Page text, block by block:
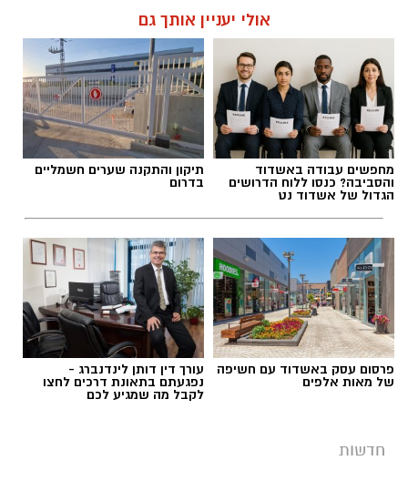
אולי יעניין אותך גם
מחפשים עבודה באשדוד
והסביבה? כנסו ללוח הדרושים
הגדול של אשדוד נט
תיקון והתקנה שערים חשמליים
בדרום
פרסום עסק באשדוד עם חשיפה
של מאות אלפים
עורך דין דותן לינדנברג -
נפגעתם בתאונת דרכים לחצו
לקבל מה שמגיע לכם
חדשות